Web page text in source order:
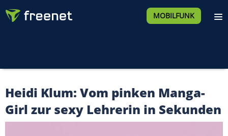
MOBILFUNK
Heidi Klum: Vom pinken Manga-
Girl zur sexy Lehrerin in Sekunden